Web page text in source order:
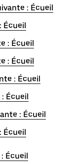
: Écueil
Écueil
: Écueil
: Écueil
: Écueil
Écueil
: Écueil
Écueil
Écueil